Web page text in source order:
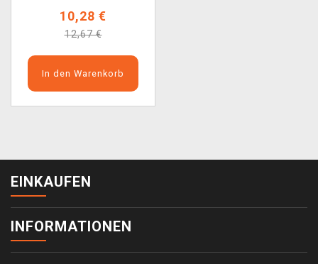
10,28 €
12,67 €
In den Warenkorb
EINKAUFEN
INFORMATIONEN